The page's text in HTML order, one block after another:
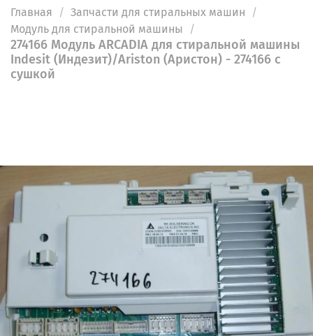
Главная
Запчасти для стиральных машин
Модуль для стиральной машины
274166 Модуль ARCADIA для стиральной машины
Indesit (Индезит)/Ariston (Аристон) - 274166 с
сушкой